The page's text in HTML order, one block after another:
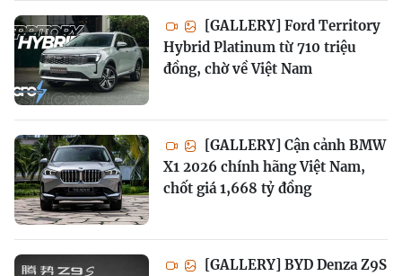
[GALLERY] Ford Territory
Hybrid Platinum từ 710 triệu
đồng, chờ về Việt Nam
[GALLERY] Cận cảnh BMW
X1 2026 chính hãng Việt Nam,
chốt giá 1,668 tỷ đồng
[GALLERY] BYD Denza Z9S